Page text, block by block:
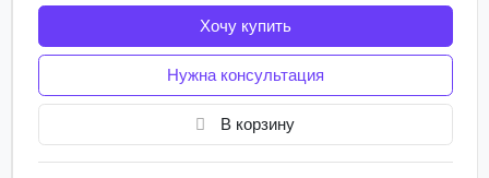
Хочу купить
Нужна консультация
В корзину